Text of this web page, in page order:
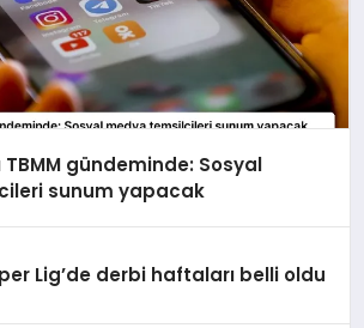
TBMM gündeminde: Sosyal
sunum yapacak
Lig’de derbi haftaları belli oldu